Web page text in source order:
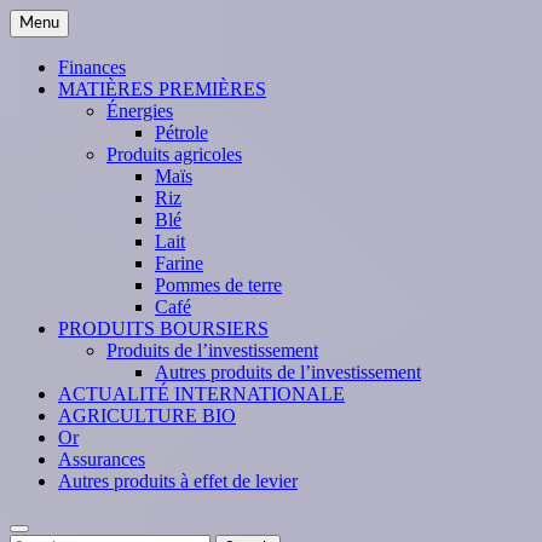
Skip
to
content
Menu
Finances
MATIÈRES PREMIÈRES
Énergies
Pétrole
Produits agricoles
Maïs
Riz
Blé
Lait
Farine
Pommes de terre
Café
PRODUITS BOURSIERS
Produits de l’investissement
Autres produits de l’investissement
ACTUALITÉ INTERNATIONALE
AGRICULTURE BIO
Or
Assurances
Autres produits à effet de levier
Search